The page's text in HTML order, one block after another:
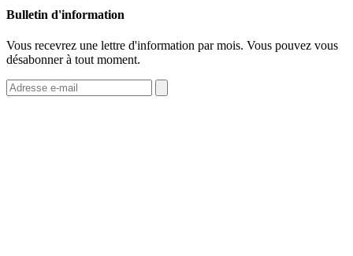
Bulletin d'information
Vous recevrez une lettre d'information par mois. Vous pouvez vous
désabonner à tout moment.